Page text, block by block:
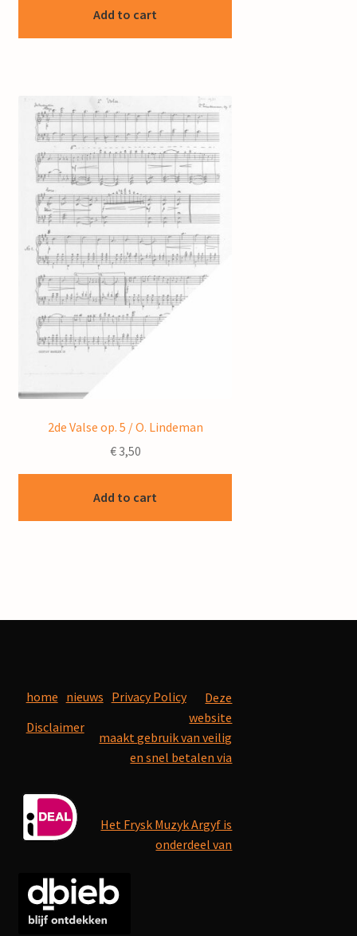
Add to cart
2de Valse op. 5 / O. Lindeman
€3,50
Add to cart
home nieuws Privacy Policy
Disclaimer
Deze
website
maakt gebruik van veilig
en snel betalen via
Het Frysk Muzyk Argyf is
onderdeel van